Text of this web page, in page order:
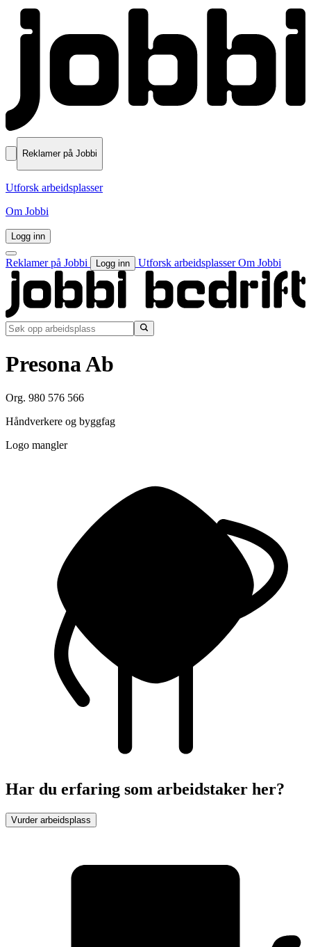
Reklamer på Jobbi
Utforsk arbeidsplasser
Om Jobbi
Logg inn
Reklamer på Jobbi Logg inn Utforsk arbeidsplasserOm Jobbi
Presona Ab
Org. 980 576 566
Håndverkere og byggfag
Logo mangler
Har du erfaring som arbeidstaker her?
Vurder arbeidsplass